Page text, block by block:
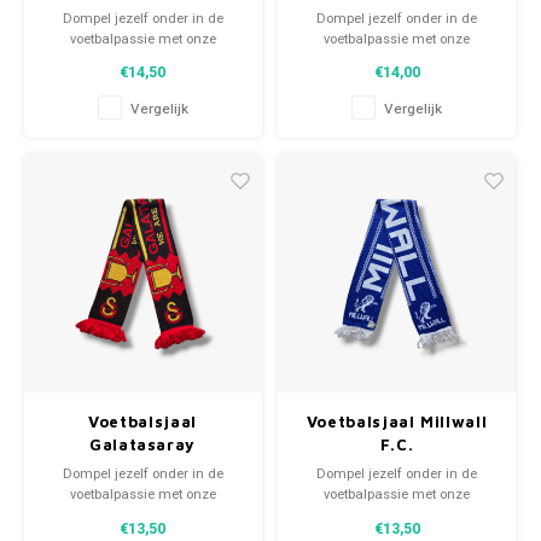
Dompel jezelf onder in de
voetbalpassie met onze
clubmotto's tot spelersnamen,
elk stuk vertelt een verhaal. Kies
uit tweedehands en nieuwe
fansjaals!
€14,50
Vergelijk
Dompel jezelf onder in de
voetbalpassie met onze
clubmotto's tot spelersnamen,
elk stuk vertelt een verhaal. Kies
uit tweedehands en nieuwe
fansjaals!
€14,00
Vergelijk
Voetbalsjaal
Galatasaray
Dompel jezelf onder in de
voetbalpassie met onze
clubmotto's tot spelersnamen,
€13,50
Voetbalsjaal Millwall
F.C.
Dompel jezelf onder in de
voetbalpassie met onze
clubmotto's tot spelersnamen,
€13,50